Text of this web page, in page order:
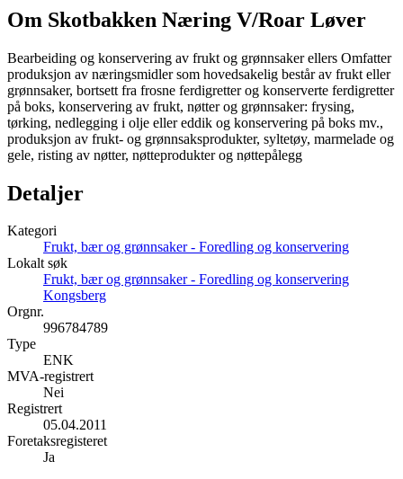
Om Skotbakken Næring V/Roar Løver
Bearbeiding og konservering av frukt og grønnsaker ellers Omfatter
produksjon av næringsmidler som hovedsakelig består av frukt eller
grønnsaker, bortsett fra frosne ferdigretter og konserverte ferdigretter
på boks, konservering av frukt, nøtter og grønnsaker: frysing,
tørking, nedlegging i olje eller eddik og konservering på boks mv.,
produksjon av frukt- og grønnsaksprodukter, syltetøy, marmelade og
gele, risting av nøtter, nøtteprodukter og nøttepålegg
Detaljer
Kategori
Frukt, bær og grønnsaker - Foredling og konservering
Lokalt søk
Frukt, bær og grønnsaker - Foredling og konservering
Kongsberg
Orgnr.
996784789
Type
ENK
MVA-registrert
Nei
Registrert
05.04.2011
Foretaksregisteret
Ja